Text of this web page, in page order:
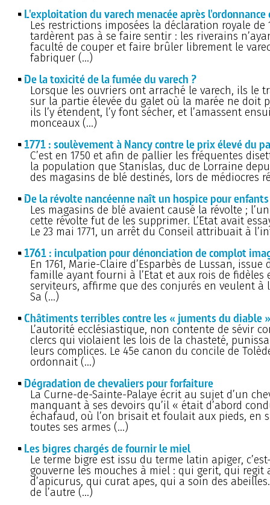
L'exploitation du varech menacée après l'ordonnance
Les restrictions imposées la déclaration royale de
tardèrent pas à se faire sentir : les riverains
faculté de couper et faire brûler librement le
fabriquer (…)
De la toxicité de la fumée du varech ?
Lorsque les ouvriers ont arraché le varech, ils le
sur la partie élevée du galet où la marée ne doit
ils l’y étendent, l’y font sécher, et l’amassent
monceaux (…)
1771 : soulèvement à Nancy contre le prix élevé du
C’est en 1750 et afin de pallier les fréquentes
la population que Stanislas, duc de Lorraine
des magasins de blé destinés, lors de médiocres
De la révolte nancéenne naît un hospice pour enfants
Les magasins de blé avaient causé la révolte ;
cette révolte fut de les supprimer. L’Etat avait
Le 23 mai 1771, un arrêt du Conseil attribuait à
1761 : inculpation pour dénonciation de complot
En 1761, Marie-Claire d’Esparbès de Lussan, issue
famille ayant fourni à l’Etat et aux rois de fidèles
serviteurs, affirme que des conjurés en veulent à
Sa (…)
Châtiments terribles contre les « juments du diable »
L’autorité ecclésiastique, non contente de sévir
clercs qui violaient les lois de la chasteté,
leurs complices. Le 45e canon du concile de
ordonnait (…)
Dégradation de chevaliers pour forfaiture
La Curne-de-Sainte-Palaye écrit au sujet d’un
manquant à ses devoirs qu’il « était d’abord
échafaud, où l’on brisait et foulait aux pieds, en
toutes ses armes (…)
Les bigres chargés de fournir le miel
Le terme bigre est issu du terme latin apiger,
gouverne les mouches à miel : qui gerit, qui regit
d’apicurus, qui curat apes, qui a soin des
de l’autre (…)